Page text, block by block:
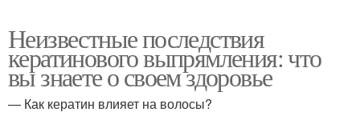
Неизвестные последствия
кератинового выпрямления: что
вы знаете о своем здоровье
— Как кератин влияет на волосы?